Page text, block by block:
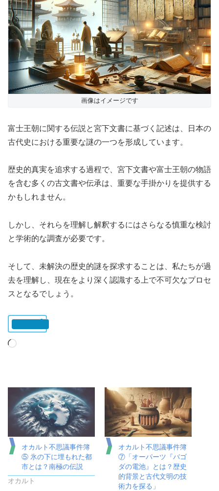
画像はイメージです
富士王朝に関する伝説と宮下文書に基づく記述は、日本の
古代史における重要な謎の一つを形成しています。
歴史的真実を追求する過程で、宮下文書や富士王朝の物語
を含む多くの古文書や伝承は、重要な手掛かりを提供する
かもしれません。
しかし、それらを理解し解釈するにはさらなる慎重な検討
と学術的な調査が必要です。
そして、未解決の歴史的謎を探求することは、私たちが過
去を理解し、現在をより深く認識する上で不可欠なプロセ
スとなるでしょう。
読
み
中…
オカルト不思議事件簿
⑤ 氷の下に埋もれた都
市とは？南極の伝説
オカルト
オカルト不思議事件簿
⑦「オーパーツ『バゴ
ダの電池』とは？歴史
的背景と古代文明の技
術力を探る」